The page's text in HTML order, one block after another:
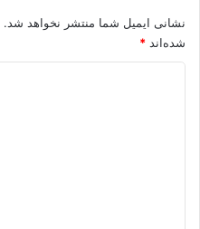
نشانی ایمیل شما منتشر نخواهد شد.
شده‌اند *